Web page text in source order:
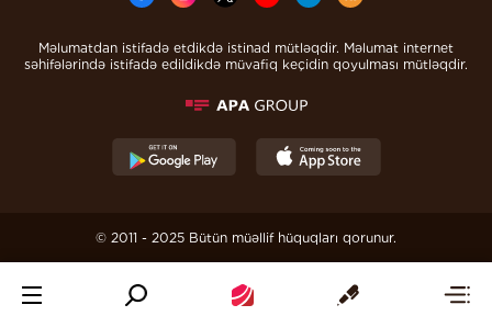
Məlumatdan istifadə etdikdə istinad mütləqdir. Məlumat internet
səhifələrində istifadə edildikdə müvafiq keçidin qoyulması mütləqdir.
© 2011 - 2025 Bütün müəllif hüquqları qorunur.